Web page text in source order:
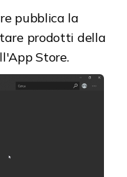
pubblica la
prodotti della
Store.